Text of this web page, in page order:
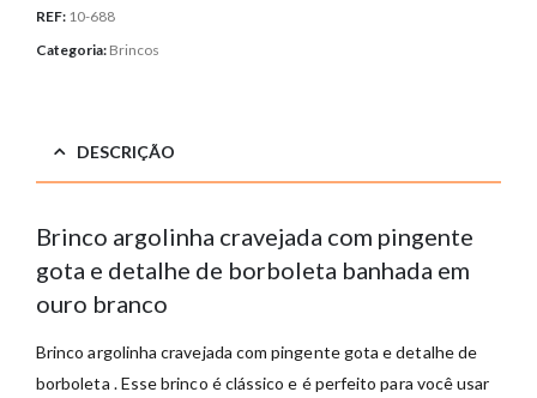
REF: 10-688
Categoria: Brincos
DESCRIÇÃO
Brinco argolinha cravejada com pingente
gota e detalhe de borboleta banhada em
ouro branco
Brinco argolinha cravejada com pingente gota e detalhe de
borboleta . Esse brinco é clássico e é perfeito para você usar